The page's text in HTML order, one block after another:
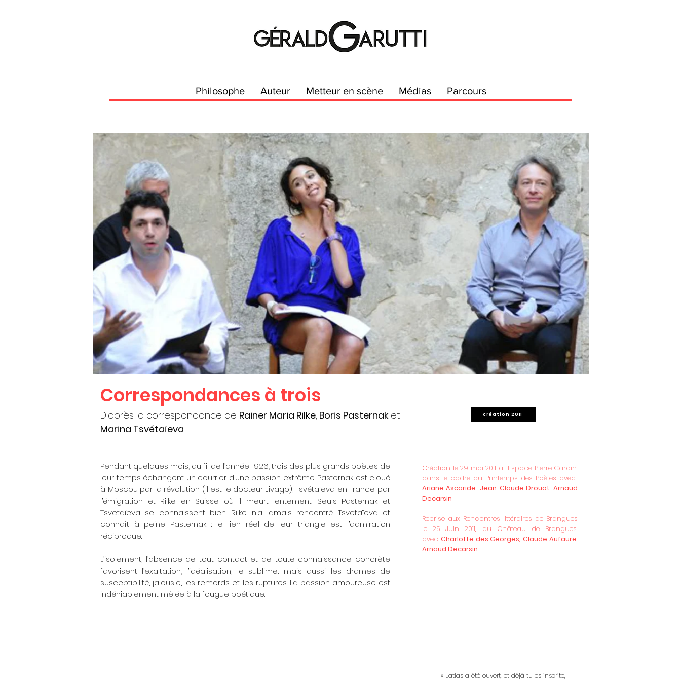
Philosophe Auteur Metteur en scène Médias Parcours
Correspondances à trois
D'après la correspondance de Rainer Maria Rilke, Boris Pasternak et
Marina Tsvétaïeva
création 2011
Pendant quelques mois, au fil de l’année 1926, trois des plus grands poètes de
leur temps échangent un courrier d’une passion extrême. Pasternak est cloué
à Moscou par la révolution (il est le docteur Jivago), Tsvétaïeva en France par
l’émigration et Rilke en Suisse où il meurt lentement. Seuls Pasternak et
Tsvetaïeva se connaissent bien. Rilke n’a jamais rencontré Tsvetaïeva et
connaît à peine Pasternak : le lien réel de leur triangle est l’admiration
réciproque.
L’isolement, l’absence de tout contact et de toute connaissance concrète
favorisent l’exaltation, l’idéalisation, le sublime... mais aussi les drames de
susceptibilité, jalousie, les remords et les ruptures. La passion amoureuse est
indéniablement mêlée à la fougue poétique.
Création le 29 mai 2011 à l’Espace Pierre Cardin,
dans le cadre du Printemps des Poètes avec
Ariane Ascaride, Jean-Claude Drouot, Arnaud
Decarsin
Reprise aux Rencontres littéraires de Brangues
le 25 Juin 2011, au Château de Brangues,
avec Charlotte des Georges,Claude Aufaure,
Arnaud Decarsin
« L'atlas a été ouvert, et déjà tu es inscrite,